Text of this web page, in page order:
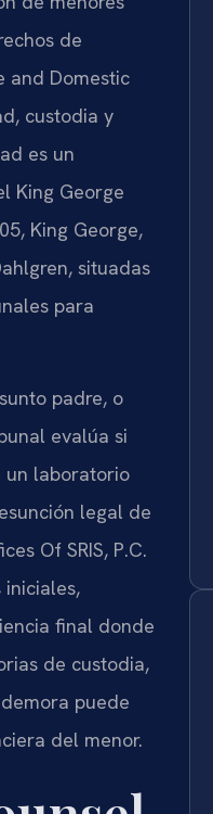
de
and Domestic
custodia y
es un
King George
King George,
situadas
para
padre, o
evalúa si
un laboratorio
legal de
Of SRIS, P.C.
final donde
de custodia,
puede
del menor.